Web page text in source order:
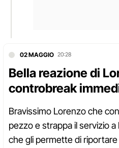
02 MAGGIO 20:28
Bella reazione di
controbreak
Bravissimo Lorenzo che
pezzo e strappa il servizio
che gli permette di riportare